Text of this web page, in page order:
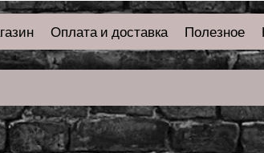
Оплата и доставка Полезное